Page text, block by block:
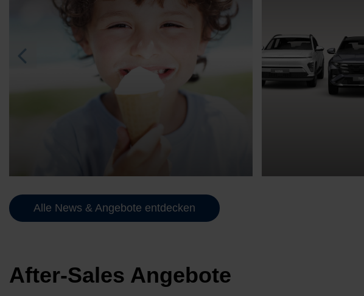
Der Hyundai Sommer-Service
Beitrag lesen
Alle News & Angebote entdecken
After-Sales Angebote